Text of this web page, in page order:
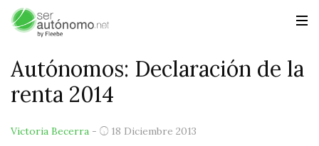
Autónomos: Declaración de la
renta 2014
Victoria Becerra - 18 Diciembre 2013